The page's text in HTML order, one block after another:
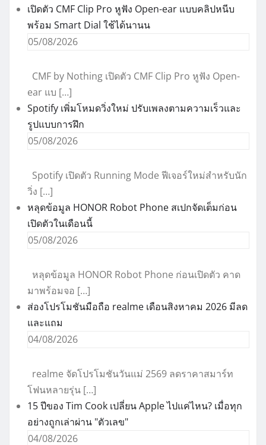
เปิดตัว CMF Clip Pro หูฟัง Open-ear แบบคลิปหนีบ
พร้อม Smart Dial ใช้ได้นานน
05/08/2026
CMF by Nothing เปิดตัว CMF Clip Pro หูฟัง Open-
ear แบ […]
Spotify เพิ่มโหมดวิ่งใหม่ ปรับเพลงตามความเร็วและ
รูปแบบการฝึก
05/08/2026
Spotify เปิดตัว Running Mode ฟีเจอร์ใหม่สำหรับนัก
วิ่ง […]
หลุดข้อมูล HONOR Robot Phone สเปกจัดเต็มก่อน
เปิดตัวในเดือนนี้
05/08/2026
หลุดข้อมูล HONOR Robot Phone ก่อนเปิดตัว คาด
มาพร้อมจอ […]
ส่องโปรโมชันมือถือ realme เดือนสิงหาคม 2026 มีลด
และแถม
04/08/2026
realme จัดโปรโมชันวันแม่ 2569 ลดราคาสมาร์ท
โฟนหลายรุ่น […]
15 ปีของ Tim Cook เปลี่ยน Apple ไปแค่ไหน? เมื่อทุก
อย่างถูกเล่าผ่าน "ตัวเลข"
04/08/2026